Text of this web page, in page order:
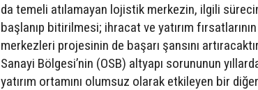
da temeli atılamayan lojistik merkezin, ilgili
başlanıp bitirilmesi; ihracat ve yatırım
merkezleri projesinin de başarı şansını
Sanayi Bölgesi’nin (OSB) altyapı sorununun
yatırım ortamını olumsuz olarak etkileyen bir